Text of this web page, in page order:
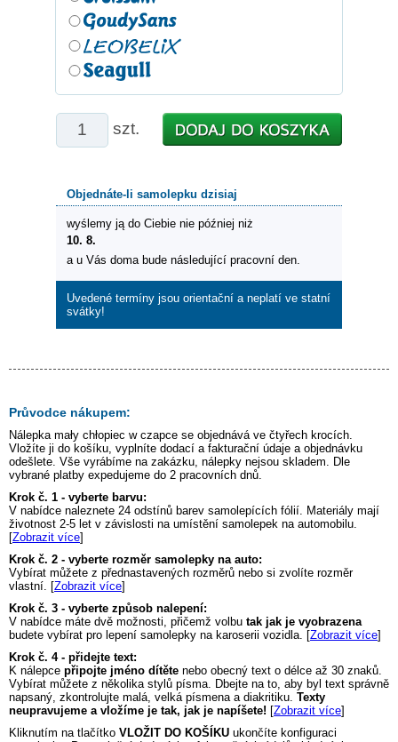
szt.
Objednáte-li samolepku dzisiaj
wyślemy ją do Ciebie nie później niż
10. 8.
a u Vás doma bude následující pracovní den.
Uvedené termíny jsou orientační a neplatí ve statní
svátky!
Průvodce nákupem:
Nálepka mały chłopiec w czapce se objednává ve čtyřech krocích.
Vložíte ji do košíku, vyplníte dodací a fakturační údaje a objednávku
odešlete. Vše vyrábíme na zakázku, nálepky nejsou skladem. Dle
vybrané platby expedujeme do 2 pracovních dnů.
Krok č. 1 - vyberte barvu:
V nabídce naleznete 24 odstínů barev samolepících fólií. Materiály mají
životnost 2-5 let v závislosti na umístění samolepek na automobilu.
[Zobrazit více]
Krok č. 2 - vyberte rozměr samolepky na auto:
Vybírat můžete z přednastavených rozměrů nebo si zvolíte rozměr
vlastní. [Zobrazit více]
Krok č. 3 - vyberte způsob nalepení:
V nabídce máte dvě možnosti, přičemž volbu tak jak je vyobrazena
budete vybírat pro lepení samolepky na karoserii vozidla. [Zobrazit více]
Krok č. 4 - přidejte text:
K nálepce připojte jméno dítěte nebo obecný text o délce až 30 znaků.
Vybírat můžete z několika stylů písma. Dbejte na to, aby byl text správně
napsaný, zkontrolujte malá, velká písmena a diakritiku. Texty
neupravujeme a vložíme je tak, jak je napíšete! [Zobrazit více]
Kliknutím na tlačítko VLOŽIT DO KOŠÍKU ukončíte konfiguraci